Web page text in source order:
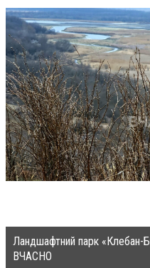
Ландшафтний парк «Клебан-
ВЧАСНО